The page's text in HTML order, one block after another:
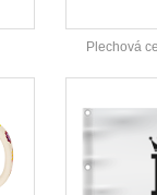
Plechová